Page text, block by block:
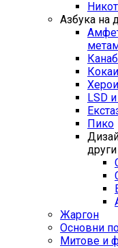
Азбука на
LSD
Пико
Жаргон
Основни
Митове и